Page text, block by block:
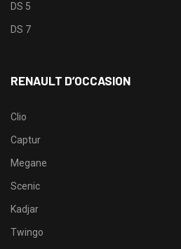
DS 5
DS 7
RENAULT D’OCCASION
Clio
Captur
Megane
Scenic
Kadjar
Twingo